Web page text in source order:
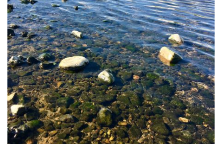
2021年4月
2021年3月
2021年2月
2021年1月
2020年12月
2020年11月
2020年10月
2020年9月
2020年8月
2020年7月
2020年6月
2020年5月